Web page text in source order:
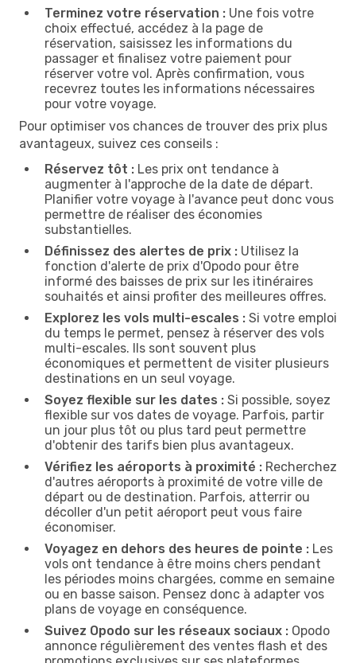
Terminez votre réservation : Une fois votre
choix effectué, accédez à la page de
réservation, saisissez les informations du
passager et finalisez votre paiement pour
réserver votre vol. Après confirmation, vous
recevrez toutes les informations nécessaires
pour votre voyage.
Pour optimiser vos chances de trouver des prix plus
avantageux, suivez ces conseils :
Réservez tôt : Les prix ont tendance à
augmenter à l'approche de la date de départ.
Planifier votre voyage à l'avance peut donc vous
permettre de réaliser des économies
substantielles.
Définissez des alertes de prix : Utilisez la
fonction d'alerte de prix d'Opodo pour être
informé des baisses de prix sur les itinéraires
souhaités et ainsi profiter des meilleures offres.
Explorez les vols multi-escales : Si votre emploi
du temps le permet, pensez à réserver des vols
multi-escales. Ils sont souvent plus
économiques et permettent de visiter plusieurs
destinations en un seul voyage.
Soyez flexible sur les dates : Si possible, soyez
flexible sur vos dates de voyage. Parfois, partir
un jour plus tôt ou plus tard peut permettre
d'obtenir des tarifs bien plus avantageux.
Vérifiez les aéroports à proximité : Recherchez
d'autres aéroports à proximité de votre ville de
départ ou de destination. Parfois, atterrir ou
décoller d'un petit aéroport peut vous faire
économiser.
Voyagez en dehors des heures de pointe : Les
vols ont tendance à être moins chers pendant
les périodes moins chargées, comme en semaine
ou en basse saison. Pensez donc à adapter vos
plans de voyage en conséquence.
Suivez Opodo sur les réseaux sociaux : Opodo
annonce régulièrement des ventes flash et des